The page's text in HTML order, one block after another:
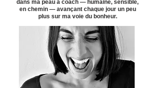
dans ma peau à coach — humaine, sensible,
en chemin — avançant chaque jour un peu
plus sur ma voie du bonheur.